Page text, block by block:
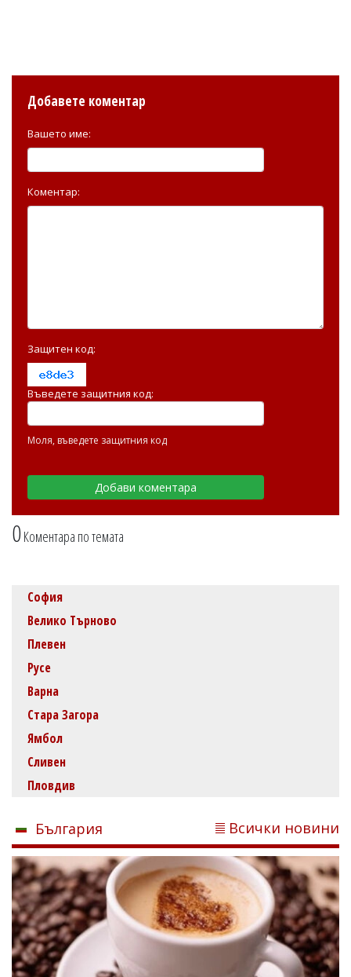
0Коментара по темата
Добавете коментар
Вашето име:
Коментар:
Защитен код:
Въведете защитния код:
Моля, въведете защитния код
София
Велико Търново
Плевен
Русе
Варна
Стара Загора
Ямбол
Сливен
Пловдив
България Всички новини